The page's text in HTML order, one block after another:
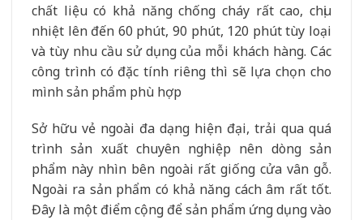
chất liệu có khả năng chống cháy rất cao, chịu
nhiệt lên đến 60 phút, 90 phút, 120 phút tùy loại
và tùy nhu cầu sử dụng của mỗi khách hàng. Các
công trình có đặc tính riêng thì sẽ lựa chọn cho
mình sản phẩm phù hợp
Sở hữu vẻ ngoài đa dạng hiện đại, trải qua quá
trình sản xuất chuyên nghiệp nên dòng sản
phẩm này nhìn bên ngoài rất giống cửa vân gỗ.
Ngoài ra sản phẩm có khả năng cách âm rất tốt.
Đây là một điểm cộng để sản phẩm ứng dụng vào